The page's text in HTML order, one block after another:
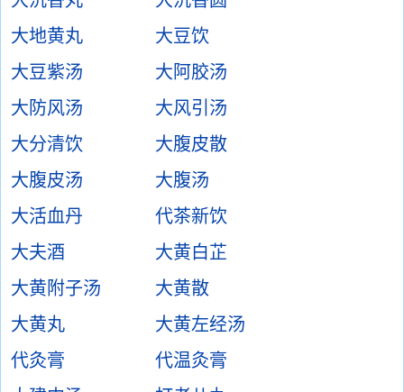
大地黄丸
大豆饮
大豆紫汤
大阿胶汤
大防风汤
大风引汤
大分清饮
大腹皮散
大腹皮汤
大腹汤
大活血丹
代茶新饮
大夫酒
大黄白芷
大黄附子汤
大黄散
大黄丸
大黄左经汤
代灸膏
代温灸膏